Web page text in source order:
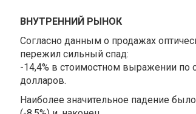
ВНУТРЕННИЙ РЫНОК
Согласно данным о продажах
пережил сильный спад:
-14,4% в стоимостном выражении
долларов.
Наиболее значительное падение